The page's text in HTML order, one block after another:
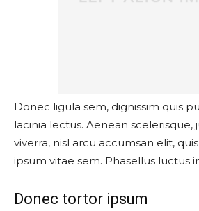
Donec ligula sem, dignissim quis
lacinia lectus. Aenean scelerisque,
viverra, nisl arcu accumsan elit,
ipsum vitae sem. Phasellus luctus
Donec tortor ipsum